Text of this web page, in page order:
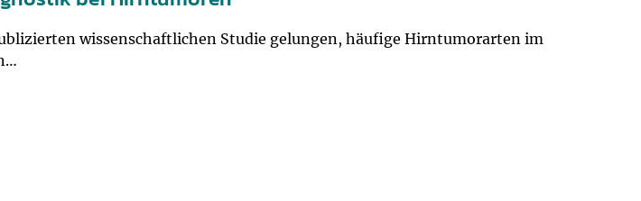
wissenschaftlichen Studie gelungen, häufige Hirntumorarten im